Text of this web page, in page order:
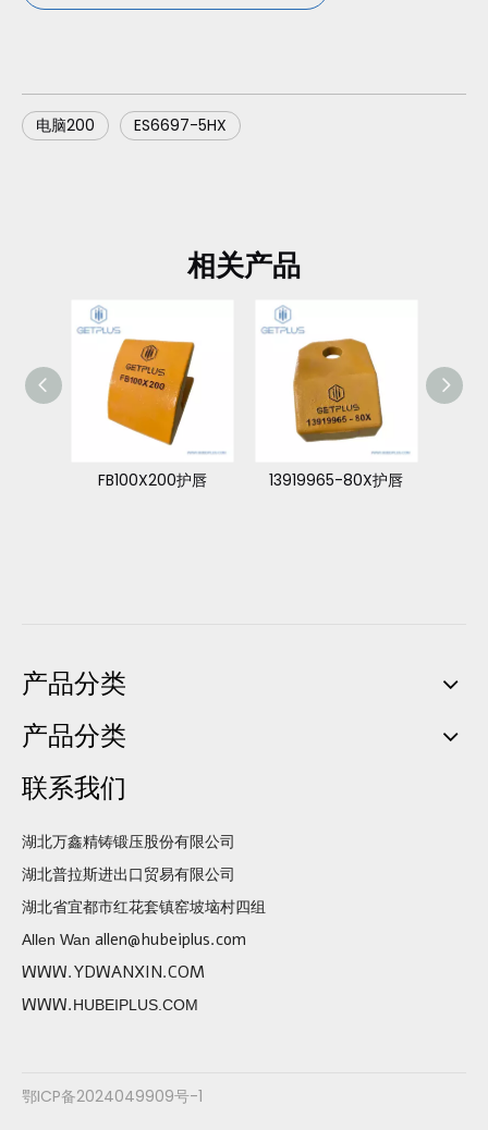
电脑200 ES6697-5HX
相关产品
FB100X200护唇 13919965-80X护唇
产品分类
产品分类
联系我们
湖北万鑫精铸锻压股份有限公司
湖北普拉斯进出口贸易有限公司
湖北省宜都市红花套镇窑坡垴村四组
Allen Wan allen@hubeiplus.com
WWW.YDWANXIN.COM
WWW.HUBEIPLUS.COM
鄂ICP备2024049909号-1